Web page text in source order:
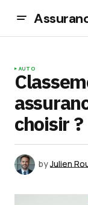
AUTO
choisir ?
byJulien